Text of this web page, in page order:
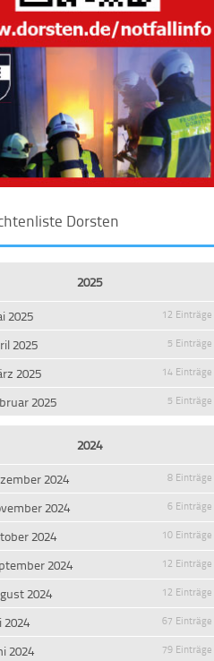
Dorsten
2025
2025
12 Einträge
2025 5 Einträge
2025 14 Einträge
2025 5 Einträge
2024
2024
8 Einträge
2024 6 Einträge
2024 10 Einträge
2024 12 Einträge
2024 12 Einträge
2024 67 Einträge
2024 79 Einträge